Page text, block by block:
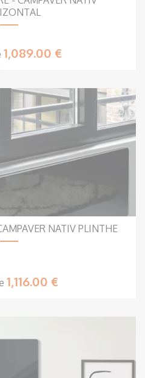
1,089.00 €
NATIV PLINTHE
1,116.00 €